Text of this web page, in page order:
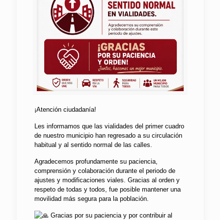
¡Atención ciudadanía!
Les informamos que las vialidades del primer cuadro
de nuestro municipio han regresado a su circulación
habitual y al sentido normal de las calles.
Agradecemos profundamente su paciencia,
comprensión y colaboración durante el periodo de
ajustes y modificaciones viales. Gracias al orden y
respeto de todas y todos, fue posible mantener una
movilidad más segura para la población.
Gracias por su paciencia y por contribuir al